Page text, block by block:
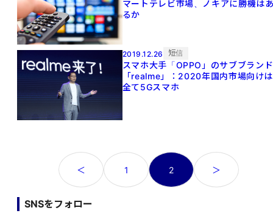
マートテレビ市場、ノキアに勝機は
るか
2019.12.26 短信
スマホ大手「OPPO」のサブブランド
「realme」：2020年国内市場向けは
全て5Gスマホ
の
＜ 1 2 ＞
SNSをフォロー